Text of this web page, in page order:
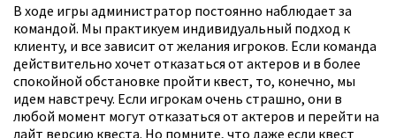
В ходе игры администратор постоянно наблюдает за
командой. Мы практикуем индивидуальный подход к
клиенту, и все зависит от желания игроков. Если команда
действительно хочет отказаться от актеров и в более
спокойной обстановке пройти квест, то, конечно, мы
идем навстречу. Если игрокам очень страшно, они в
любой момент могут отказаться от актеров и перейти на
лайт версию квеста. Но помните, что даже если квест